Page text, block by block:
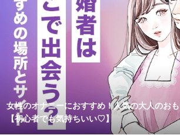
女性のオナニーにおすすめ！人気の大人のお
【初心者でも気持ちいい♡】